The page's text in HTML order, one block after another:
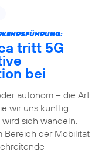
tritt 5G
bei
autonom – die Art
wir uns künftig
sich wandeln.
Bereich der Mobilität